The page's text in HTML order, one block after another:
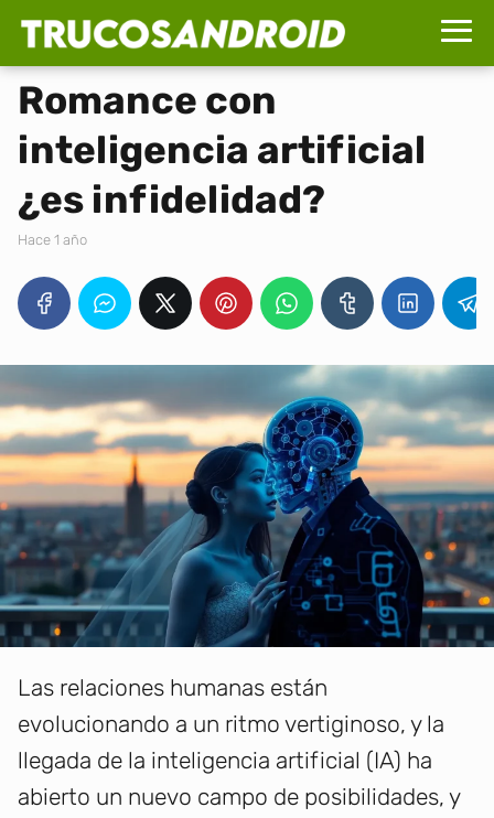
Romance con
inteligencia artificial
¿es infidelidad?
hace 1 año
Las relaciones humanas están
evolucionando a un ritmo vertiginoso, y la
llegada de la inteligencia artificial (IA) ha
abierto un nuevo campo de posibilidades, y